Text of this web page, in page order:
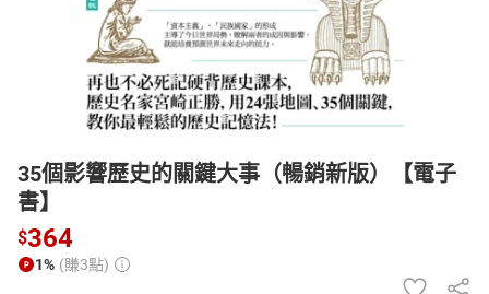
35個影響歷史的關鍵大事（暢銷新版）【電子
書】
$364
1% (賺3點)